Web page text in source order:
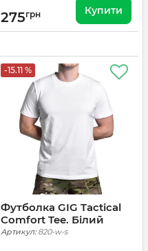
275грн Купити
-15.11 %
Футболка GIG Tactical
Comfort Tee. Білий
Артикул:820-w-s